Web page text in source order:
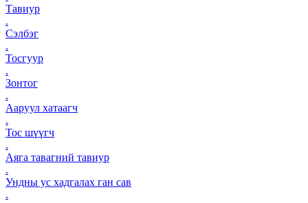
Тавиур
.
Сэлбэг
.
Тосгуур
.
Зонтог
.
Ааруул хатаагч
.
Тос шүүгч
.
Аяга тавагний тавиур
.
Ундны ус хадгалах ган сав
.